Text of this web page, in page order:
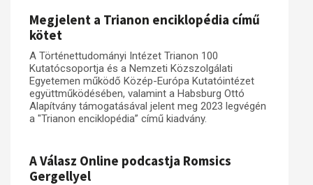
Megjelent a Trianon enciklopédia című
kötet
A Történettudományi Intézet Trianon 100
Kutatócsoportja és a Nemzeti Közszolgálati
Egyetemen működő Közép-Európa Kutatóintézet
együttműködésében, valamint a Habsburg Ottó
Alapítvány támogatásával jelent meg 2023 legvégén
a "Trianon enciklopédia” című kiadvány.
A Válasz Online podcastja Romsics
Gergellyel